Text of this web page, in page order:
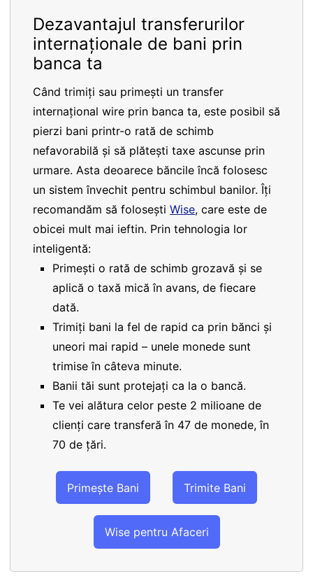
Dezavantajul transferurilor
internaționale de bani prin
banca ta
Când trimiți sau primești un transfer
internațional wire prin banca ta, este posibil să
pierzi bani printr-o rată de schimb
nefavorabilă și să plătești taxe ascunse prin
urmare. Asta deoarece băncile încă folosesc
un sistem învechit pentru schimbul banilor. Îți
recomandăm să folosești Wise, care este de
obicei mult mai ieftin. Prin tehnologia lor
inteligentă:
Primești o rată de schimb grozavă și se
aplică o taxă mică în avans, de fiecare
dată.
Trimiți bani la fel de rapid ca prin bănci și
uneori mai rapid – unele monede sunt
trimise în câteva minute.
Banii tăi sunt protejați ca la o bancă.
Te vei alătura celor peste 2 milioane de
clienți care transferă în 47 de monede, în
70 de țări.
Primește Bani Trimite Bani
Wise pentru Afaceri